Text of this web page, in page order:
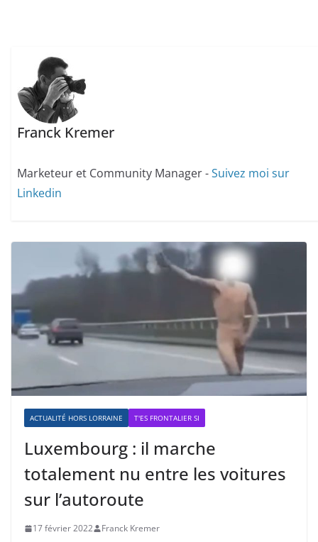
Franck Kremer
Marketeur et Community Manager -Suivez moi sur
Linkedin
ACTUALITÉ HORS LORRAINE T'ES FRONTALIER SI
Luxembourg : il marche
totalement nu entre les voitures
sur l’autoroute
17 février 2022 Franck Kremer